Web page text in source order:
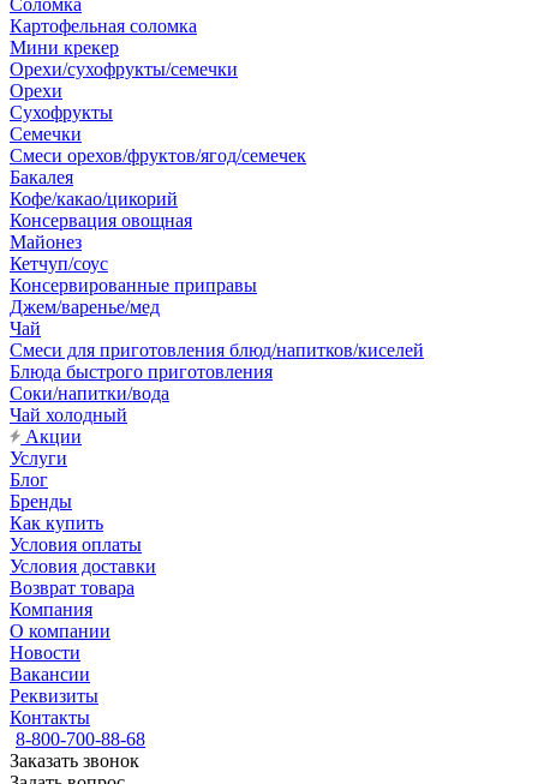
Соломка
Картофельная соломка
Мини крекер
Орехи/сухофрукты/семечки
Орехи
Сухофрукты
Семечки
Смеси орехов/фруктов/ягод/семечек
Бакалея
Кофе/какао/цикорий
Консервация овощная
Майонез
Кетчуп/соус
Консервированные приправы
Джем/варенье/мед
Чай
Смеси для приготовления блюд/напитков/киселей
Блюда быстрого приготовления
Соки/напитки/вода
Чай холодный
Акции
Услуги
Блог
Бренды
Как купить
Условия оплаты
Условия доставки
Возврат товара
Компания
О компании
Новости
Вакансии
Реквизиты
Контакты
8-800-700-88-68
Заказать звонок